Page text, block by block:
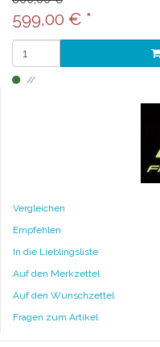
599,00 € *
Vergleichen
Empfehlen
In die Lieblingsliste
Auf den Merkzettel
Auf den Wunschzettel
Fragen zum Artikel